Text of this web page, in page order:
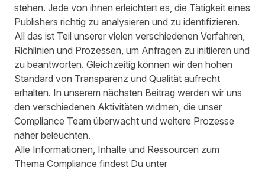
stehen. Jede von ihnen erleichtert es, die Tätigkeit eines
Publishers richtig zu analysieren und zu identifizieren.
All das ist Teil unserer vielen verschiedenen Verfahren,
Richlinien und Prozessen, um Anfragen zu initiieren und
zu beantworten. Gleichzeitig können wir den hohen
Standard von Transparenz und Qualität aufrecht
erhalten. In unserem nächsten Beitrag werden wir uns
den verschiedenen Aktivitäten widmen, die unser
Compliance Team überwacht und weitere Prozesse
näher beleuchten.
Alle Informationen, Inhalte und Ressourcen zum
Thema Compliance findest Du unter